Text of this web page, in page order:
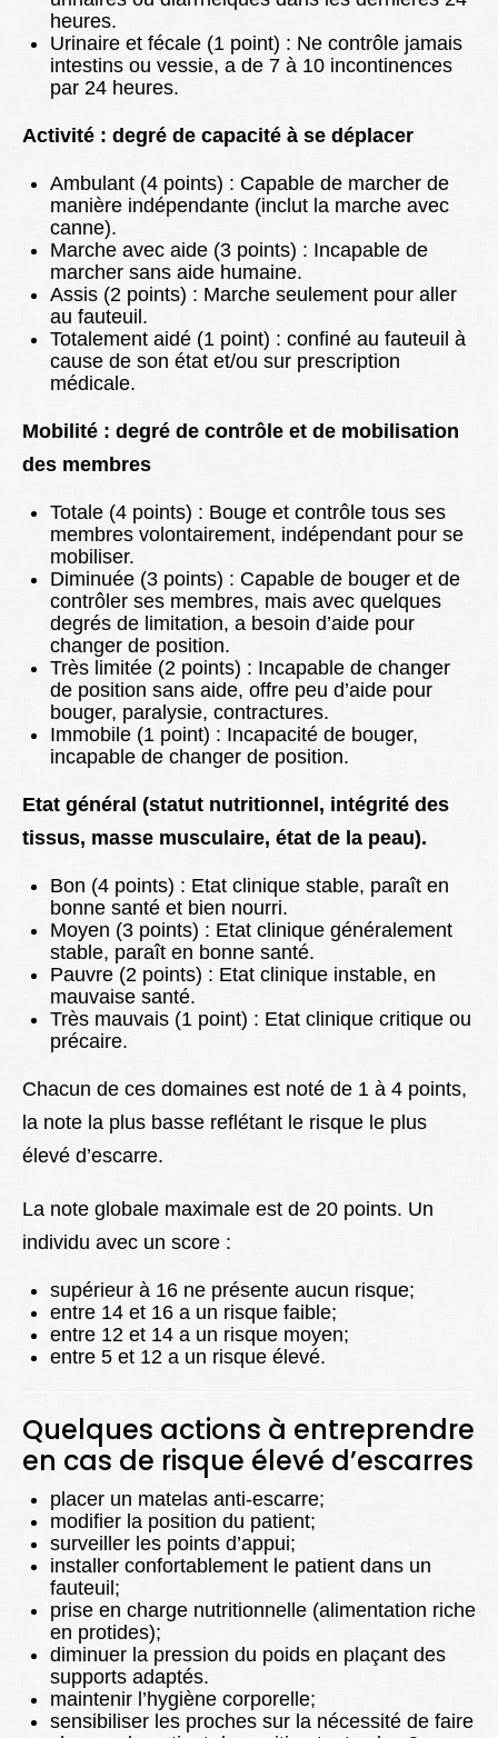
heures.
Urinaire et fécale (1 point) : Ne contrôle jamais
intestins ou vessie, a de 7 à 10 incontinences
par 24 heures.
Activité : degré de capacité à se déplacer
Ambulant (4 points) : Capable de marcher de
manière indépendante (inclut la marche avec
canne).
Marche avec aide (3 points) : Incapable de
marcher sans aide humaine.
Assis (2 points) : Marche seulement pour aller
au fauteuil.
Totalement aidé (1 point) : confiné au fauteuil à
cause de son état et/ou sur prescription
médicale.
Mobilité : degré de contrôle et de mobilisation
des membres
Totale (4 points) : Bouge et contrôle tous ses
membres volontairement, indépendant pour se
mobiliser.
Diminuée (3 points) : Capable de bouger et de
contrôler ses membres, mais avec quelques
degrés de limitation, a besoin d’aide pour
changer de position.
Très limitée (2 points) : Incapable de changer
de position sans aide, offre peu d’aide pour
bouger, paralysie, contractures.
Immobile (1 point) : Incapacité de bouger,
incapable de changer de position.
Etat général (statut nutritionnel, intégrité des
tissus, masse musculaire, état de la peau).
Bon (4 points) : Etat clinique stable, paraît en
bonne santé et bien nourri.
Moyen (3 points) : Etat clinique généralement
stable, paraît en bonne santé.
Pauvre (2 points) : Etat clinique instable, en
mauvaise santé.
Très mauvais (1 point) : Etat clinique critique ou
précaire.
Chacun de ces domaines est noté de 1 à 4 points,
la note la plus basse reflétant le risque le plus
élevé d’escarre.
La note globale maximale est de 20 points. Un
individu avec un score :
supérieur à 16 ne présente aucun risque;
entre 14 et 16 a un risque faible;
entre 12 et 14 a un risque moyen;
entre 5 et 12 a un risque élevé.
Quelques actions à entreprendre
en cas de risque élevé d’escarres
placer un matelas anti-escarre;
modifier la position du patient;
surveiller les points d’appui;
installer confortablement le patient dans un
fauteuil;
prise en charge nutritionnelle (alimentation riche
en protides);
diminuer la pression du poids en plaçant des
supports adaptés.
maintenir l’hygiène corporelle;
sensibiliser les proches sur la nécessité de faire